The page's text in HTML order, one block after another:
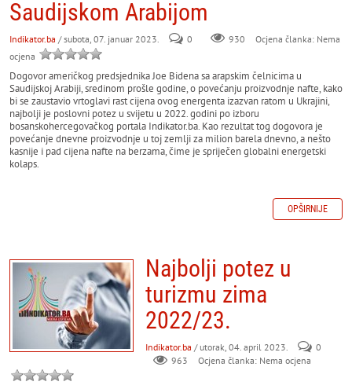
Saudijskom Arabijom
Indikator.ba / subota, 07. januar 2023. 0 930
Ocjena članka: Nema
ocjena
Dogovor američkog predsjednika Joe Bidena sa arapskim čelnicima u
Saudijskoj Arabiji, sredinom prošle godine, o povećanju proizvodnje nafte, kako
bi se zaustavio vrtoglavi rast cijena ovog energenta izazvan ratom u Ukrajini,
najbolji je poslovni potez u svijetu u 2022. godini po izboru
bosanskohercegovačkog portala Indikator.ba. Kao rezultat tog dogovora je
povećanje dnevne proizvodnje u toj zemlji za milion barela dnevno, a nešto
kasnije i pad cijena nafte na berzama, čime je spriječen globalni energetski
kolaps.
OPŠIRNIJE
Najbolji potez u
turizmu zima
2022/23.
Indikator.ba / utorak, 04. april 2023.
0
963
Ocjena članka: Nema ocjena